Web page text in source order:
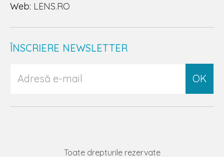
Web: LENS.RO
ÎNSCRIERE NEWSLETTER
OK
Toate drepturile rezervate